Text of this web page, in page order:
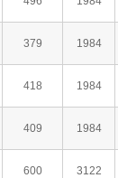
379 1984
418 1984
409 1984
600 3122